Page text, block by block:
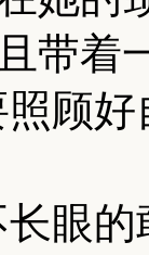
带着
照顾
长眼